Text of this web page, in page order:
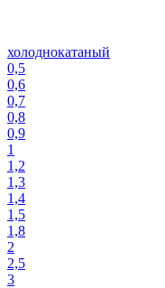
холоднокатаный
0,5
0,6
0,7
0,8
0,9
1
1,2
1,3
1,4
1,5
1,8
2
2,5
3